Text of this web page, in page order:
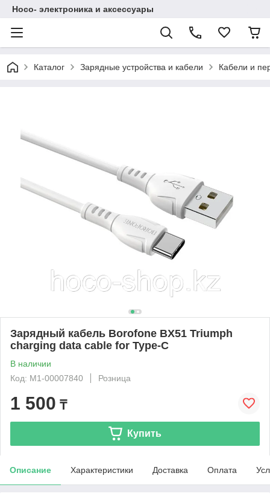
Hoco- электроника и аксессуары
Каталог Зарядные устройства и кабели Кабели и
Зарядный кабель Borofone BX51 Triumph
charging data cable for Type-C
В наличии
Код: М1-00007840
Розница
1 500 ₸
Купить
Описание Характеристики Доставка Оплата